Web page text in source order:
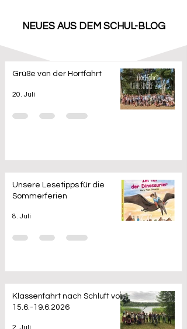
NEUES AUS DEM SCHUL-BLOG
Grüße von der Hortfahrt
20. Juli
Unsere Lesetipps für die
Sommerferien
8. Juli
Klassenfahrt nach Schluft vom
15.6.-19.6.2026